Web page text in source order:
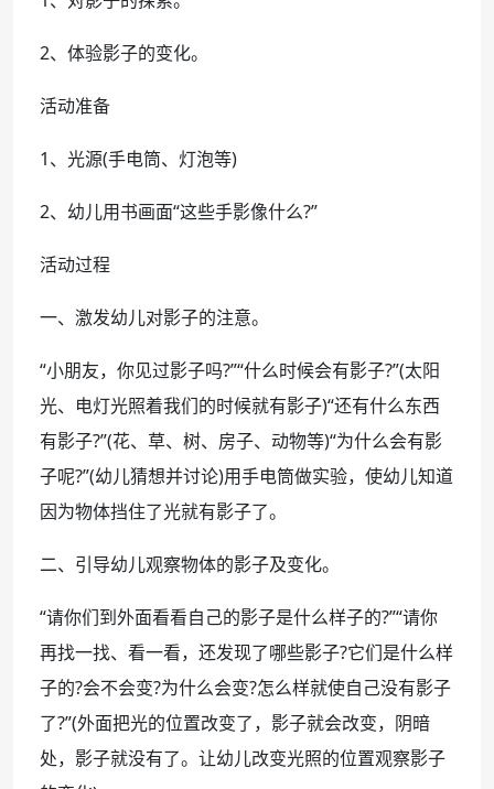
2、体验影子的变化。
活动准备
1、光源(手电筒、灯泡等)
2、幼儿用书画面“这些手影像什么?”
活动过程
一、激发幼儿对影子的注意。
“小朋友，你见过影子吗?”“什么时候会有影子?”(太阳
光、电灯光照着我们的时候就有影子)“还有什么东西
有影子?”(花、草、树、房子、动物等)“为什么会有影
子呢?”(幼儿猜想并讨论)用手电筒做实验，使幼儿知道
因为物体挡住了光就有影子了。
二、引导幼儿观察物体的影子及变化。
“请你们到外面看看自己的影子是什么样子的?”“请你
再找一找、看一看，还发现了哪些影子?它们是什么样
子的?会不会变?为什么会变?怎么样就使自己没有影子
了?”(外面把光的位置改变了，影子就会改变，阴暗
处，影子就没有了。让幼儿改变光照的位置观察影子